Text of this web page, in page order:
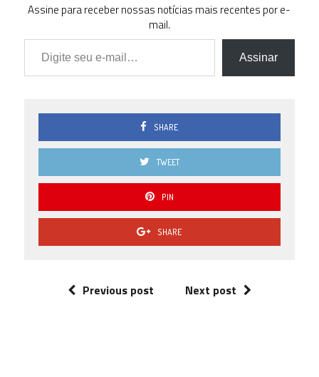
1.5
1.0
0.0
Assine para receber nossas notícias mais recentes por e-
mail.
Digite seu e-mail…
Assinar
SHARE
TWEET
PIN
SHARE
Previous post Next post